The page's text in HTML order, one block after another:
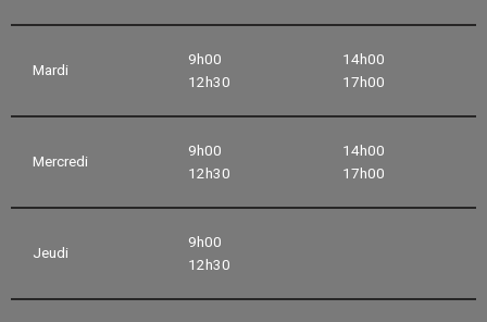
Mardi
9h00
12h30
14h00
17h00
Mercredi
9h00
12h30
14h00
17h00
Jeudi
9h00
12h30